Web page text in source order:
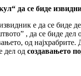
да се биде
е да се биде
, да се биде дел
од најхрабрите.
дел од создавањето